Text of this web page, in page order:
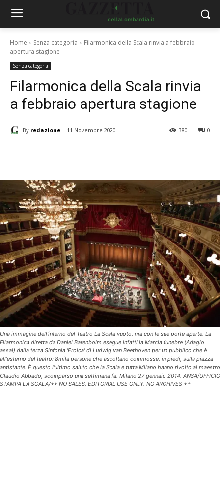
Home Senza categoria
Filarmonica della Scala rinvia a febbraio
apertura stagione
Senza categoria
Filarmonica della Scala rinvia
a febbraio apertura stagione
By redazione 11 Novembre 2020 0
380
Una immagine dell'interno del Teatro La Scala vuoto, ma con le sue porte aperte. La
Filarmonica diretta da Daniel Barenboim esegue infatti la Marcia funebre (Adagio
assai) dalla terza Sinfonia 'Eroica' di Ludwig van Beethoven per un pubblico che è
all'esterno del teatro: 8mila persone che ascoltano commosse, in piedi, sulla piazza
antistante. È questo l'ultimo saluto che la Scala e tutta Milano hanno rivolto al maestro
Claudio Abbado, scomparso una settimana fa. Milano 27 gennaio 2014. ANSA/UFFICIO
STAMPA LA SCALA/++ NO SALES, EDITORIAL USE ONLY. NO ARCHIVES ++